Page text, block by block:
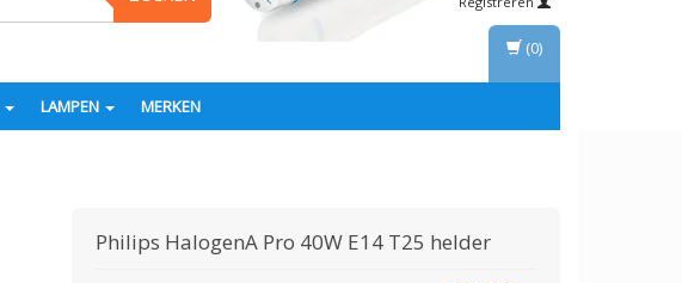
LAMPEN MERKEN
(0)
Philips HalogenA Pro 40W E14 T25 helder